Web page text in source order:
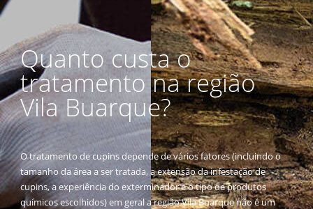
Quanto custa o
tratamento na região
Vila Buarque?
O tratamento de cupins depende de vários fatores (incluindo o
tamanho da área a ser tratada, a extensão da infestação de
cupins, a experiência do exterminador e o tipo de produtos
químicos escolhidos) em geral a região Vila Buarque não é um